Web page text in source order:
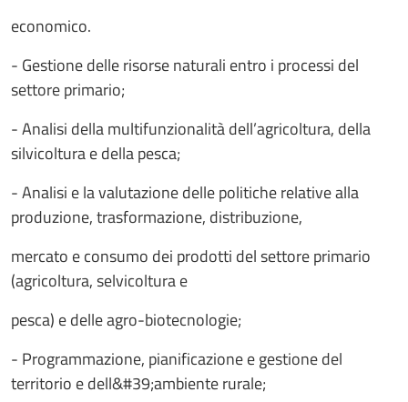
economico.
- Gestione delle risorse naturali entro i processi del
settore primario;
- Analisi della multifunzionalità dell’agricoltura, della
silvicoltura e della pesca;
- Analisi e la valutazione delle politiche relative alla
produzione, trasformazione, distribuzione,
mercato e consumo dei prodotti del settore primario
(agricoltura, selvicoltura e
pesca) e delle agro-biotecnologie;
- Programmazione, pianificazione e gestione del
territorio e dell&#39;ambiente rurale;